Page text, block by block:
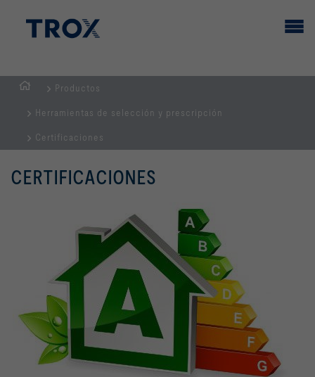
PRINCIPAL
Productos
Herramientas de selección y prescripción
Certificaciones
CERTIFICACIONES